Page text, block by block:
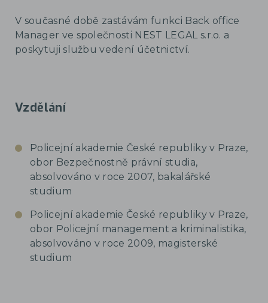
JUDr. Mgr. Milan Dočkal
V současné době zastávám funkci Back office
Manager ve společnosti NEST LEGAL s.r.o. a
poskytuji službu vedení účetnictví.
Vzdělání
Policejní akademie České republiky v Praze,
obor Bezpečnostně právní studia,
absolvováno v roce 2007, bakalářské
studium
Policejní akademie České republiky v Praze,
obor Policejní management a kriminalistika,
absolvováno v roce 2009, magisterské
studium